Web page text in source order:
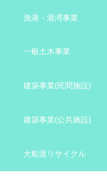
漁港・港湾事業
一般土木事業
建築事業(民間施設)
建築事業(公共施設)
大船渡リサイクル